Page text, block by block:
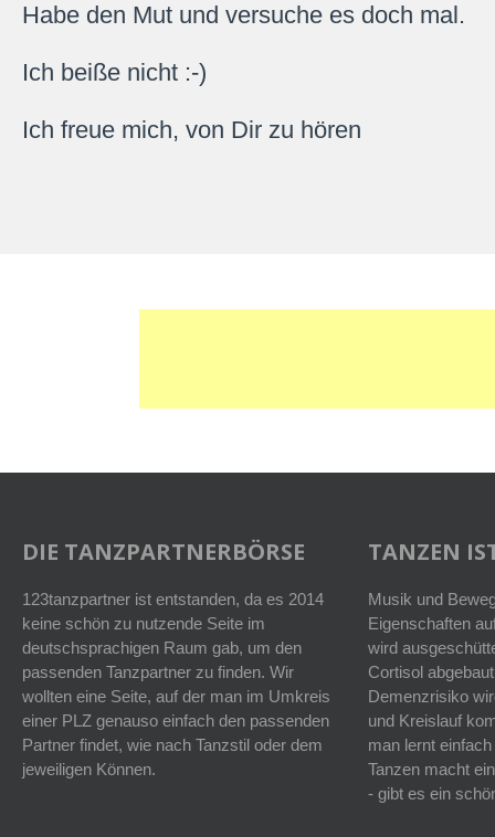
Habe den Mut und versuche es doch mal.
Ich beiße nicht :-)
Ich freue mich, von Dir zu hören
DIE TANZPARTNERBÖRSE
123tanzpartner ist entstanden, da es 2014
keine schön zu nutzende Seite im
deutschsprachigen Raum gab, um den
passenden Tanzpartner zu finden. Wir
wollten eine Seite, auf der man im Umkreis
einer PLZ genauso einfach den passenden
Partner findet, wie nach Tanzstil oder dem
jeweiligen Können.
TANZEN
Musik und
Eigenschaften
wird
Cortisol
Demenzrisiko
und Kreislauf
man lernt
Tanzen macht
- gibt es ein